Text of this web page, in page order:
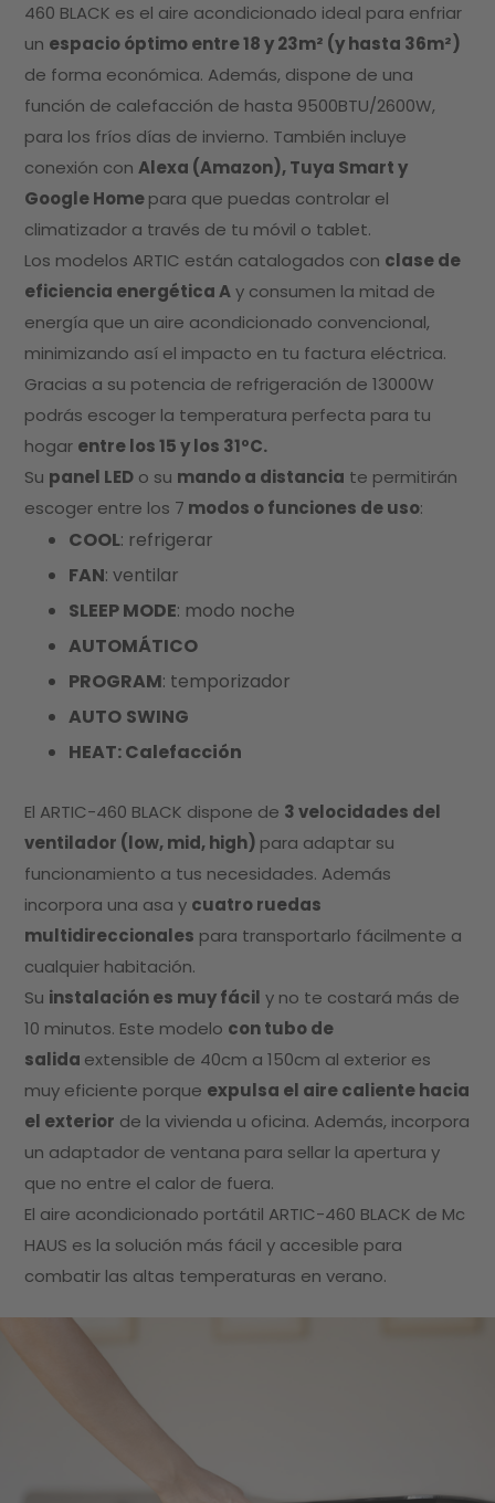
460 BLACK es el aire acondicionado ideal para enfriar
un espacio óptimo entre 18 y 23m² (y hasta 36m²)
de forma económica. Además, dispone de una
función de calefacción de hasta 9500BTU/2600W,
para los fríos días de invierno. También incluye
conexión conAlexa (Amazon), Tuya Smart y
Google Homepara que puedas controlar el
climatizador a través de tu móvil o tablet.
Los modelos ARTIC están catalogados con clase de
eficiencia energética Ay consumen la mitad de
energía que un aire acondicionado convencional,
minimizando así el impacto en tu factura eléctrica.
Gracias a su potencia de refrigeración de 13000W
podrás escoger la temperatura perfecta para tu
hogar entre los 15 y los 31ºC.
Su panel LED o su mando a distancia te permitirán
escoger entre los 7 modos o funciones de uso:
COOL: refrigerar
FAN: ventilar
SLEEP MODE: modo noche
AUTOMÁTICO
PROGRAM: temporizador
AUTO SWING
HEAT: Calefacción
El ARTIC-460 BLACK dispone de 3 velocidades del
ventilador (low, mid, high) para adaptar su
funcionamiento a tus necesidades. Además
incorpora una asa y cuatro ruedas
multidireccionales para transportarlo fácilmente a
cualquier habitación.
Su instalación es muy fácil y no te costará más de
10 minutos. Este modelo con tubo de
salida extensible de 40cm a 150cm al exterior es
muy eficiente porque expulsa el aire caliente hacia
el exterior de la vivienda u oficina. Además, incorpora
un adaptador de ventana para sellar la apertura y
que no entre el calor de fuera.
El aire acondicionado portátil ARTIC-460 BLACK de Mc
HAUS es la solución más fácil y accesible para
combatir las altas temperaturas en verano.